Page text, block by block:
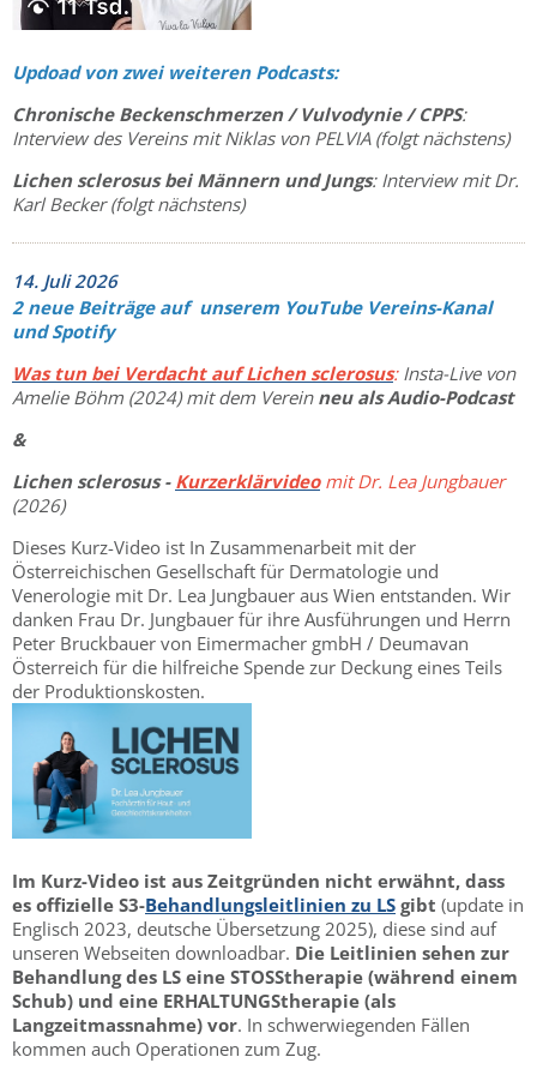
Updoad von zwei weiteren Podcasts:
Chronische Beckenschmerzen / Vulvodynie / CPPS:
Interview des Vereins mit Niklas von PELVIA (folgt nächstens)
Lichen sclerosus bei Männern und Jungs: Interview mit Dr.
Karl Becker (folgt nächstens)
14. Juli 2026
2 neue Beiträge auf unserem YouTube Vereins-Kanal
und Spotify
Was tun bei Verdacht auf Lichen sclerosus:Insta-Live von
Amelie Böhm (2024) mit dem Verein neu als Audio-Podcast
&
Lichen sclerosus - Kurzerklärvideomit Dr. Lea Jungbauer
(2026)
Dieses Kurz-Video ist In Zusammenarbeit mit der
Österreichischen Gesellschaft für Dermatologie und
Venerologie mit Dr. Lea Jungbauer aus Wien entstanden. Wir
danken Frau Dr. Jungbauer für ihre Ausführungen und Herrn
Peter Bruckbauer von Eimermacher gmbH / Deumavan
Österreich für die hilfreiche Spende zur Deckung eines Teils
der Produktionskosten.
Im Kurz-Video ist aus Zeitgründen nicht erwähnt, dass
es offizielle S3-Behandlungsleitlinien zu LS gibt (update in
Englisch 2023, deutsche Übersetzung 2025), diese sind auf
unseren Webseiten downloadbar. Die Leitlinien sehen zur
Behandlung des LS eine STOSStherapie (während einem
Schub) und eine ERHALTUNGStherapie (als
Langzeitmassnahme) vor. In schwerwiegenden Fällen
kommen auch Operationen zum Zug.